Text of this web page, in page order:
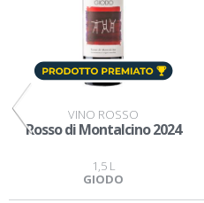
VINO ROSSO
Rosso di Montalcino 2024
1,5 L
GIODO